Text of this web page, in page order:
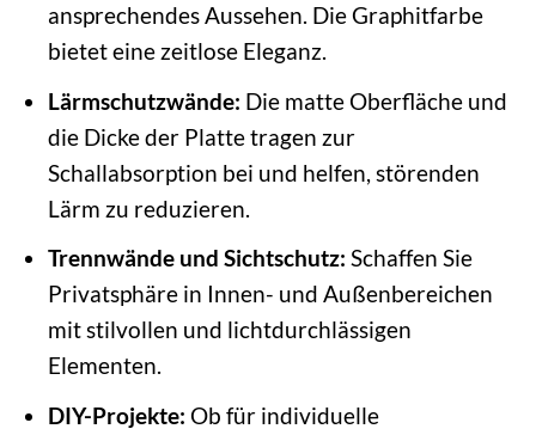
ansprechendes Aussehen. Die Graphitfarbe
bietet eine zeitlose Eleganz.
Lärmschutzwände: Die matte Oberfläche und
die Dicke der Platte tragen zur
Schallabsorption bei und helfen, störenden
Lärm zu reduzieren.
Trennwände und Sichtschutz: Schaffen Sie
Privatsphäre in Innen- und Außenbereichen
mit stilvollen und lichtdurchlässigen
Elementen.
DIY-Projekte: Ob für individuelle